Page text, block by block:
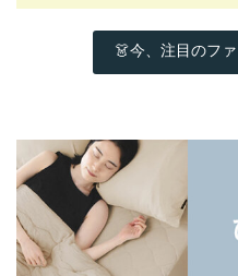
👗今、注目のフ